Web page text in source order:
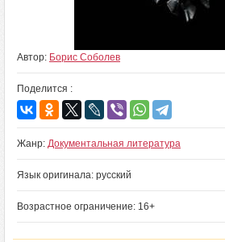
Автор: Борис Соболев
Поделится :
Жанр: Документальная литература
Язык оригинала: русский
Возрастное ограничение: 16+